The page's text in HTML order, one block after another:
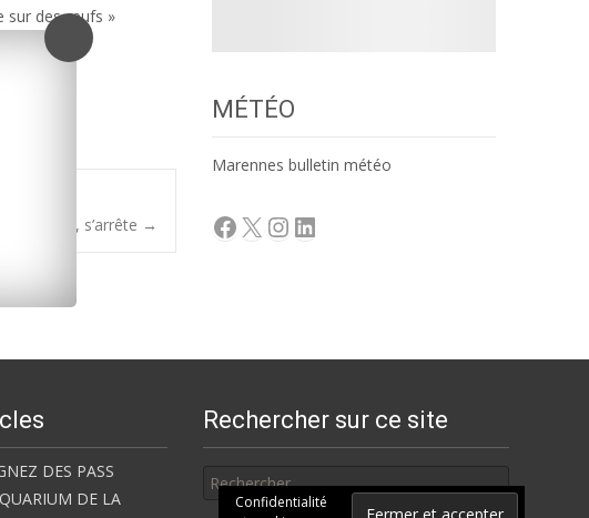
sur des œufs »
Maritime, s’arrête →
MÉTÉO
Marennes bulletin météo
Facebook
X Instagram
LinkedIn
DES PASS
DE LA
Rechercher sur ce site
Confidentialité